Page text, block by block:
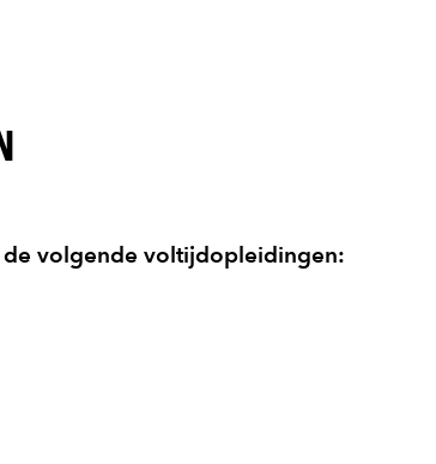
de volgende voltijdopleidingen: